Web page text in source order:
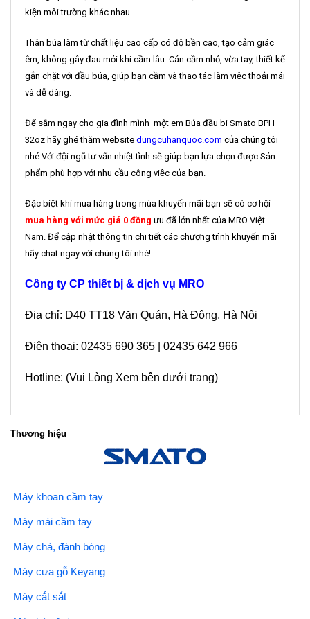
kiện môi trường khác nhau.
Thân búa làm từ chất liệu cao cấp có độ bền cao, tạo cảm giác
êm, không gây đau mỏi khi cầm lâu. Cán cầm nhỏ, vừa tay, thiết kế
gắn chặt với đầu búa, giúp bạn cầm và thao tác làm việc thoải mái
và dễ dàng.
Để sắm ngay cho gia đình mình một em Búa đầu bi Smato BPH
32oz hãy ghé thăm website dungcuhanquoc.com của chúng tôi
nhé.Với đội ngũ tư vấn nhiệt tình sẽ giúp bạn lựa chọn được Sản
phẩm phù hợp với nhu cầu công việc của bạn.
Đặc biệt khi mua hàng trong mùa khuyến mãi bạn sẽ có cơ hội
mua hàng với mức giá 0 đồng ưu đã lớn nhất của MRO Việt
Nam. Để cập nhật thông tin chi tiết các chương trình khuyến mãi
hãy chat ngay với chúng tôi nhé!
Công ty CP thiết bị & dịch vụ MRO
Địa chỉ: D40 TT18 Văn Quán, Hà Đông, Hà Nội
Điện thoại: 02435 690 365 | 02435 642 966
Hotline: (Vui Lòng Xem bên dưới trang)
Thương hiệu
Máy khoan cầm tay
Máy mài cầm tay
Máy chà, đánh bóng
Máy cưa gỗ Keyang
Máy cắt sắt